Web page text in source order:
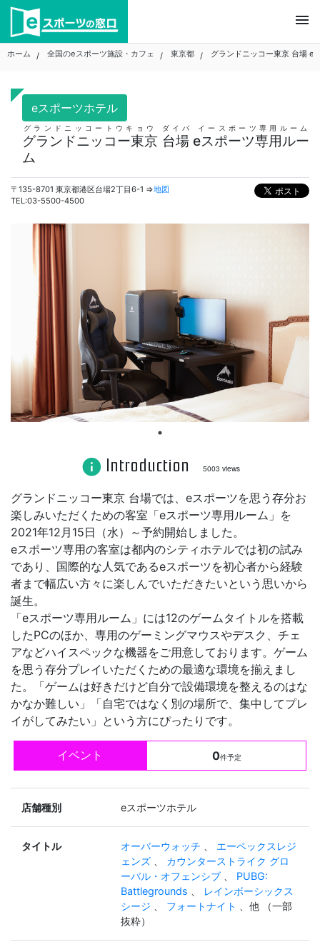
Skip
content
menu
ホーム 全国のeスポーツ施設・カフェ 東京都 グランドニッコー東京 台場 e
eスポーツホテル
グランドニッコー東京 台場 eスポーツ専用ルー
ム
グランドニッコートウキョウ ダイバ イースポーツ専用ルーム
〒135-8701 東京都港区台場2丁目6-1 ⇒地図
TEL:03-5500-4500
info Introduction 5003 views
グランドニッコー東京 台場では、eスポーツを思う存分お
楽しみいただくための客室「eスポーツ専用ルーム」を
2021年12月15日（水）～予約開始しました。
eスポーツ専用の客室は都内のシティホテルでは初の試み
であり、国際的な人気であるeスポーツを初心者から経験
者まで幅広い方々に楽しんでいただきたいという思いから
誕生。
「eスポーツ専用ルーム」には12のゲームタイトルを搭載
したPCのほか、専用のゲーミングマウスやデスク、チェ
アなどハイスペックな機器をご用意しております。ゲーム
を思う存分プレイいただくための最適な環境を揃えまし
た。「ゲームは好きだけど自分で設備環境を整えるのはな
かなか難しい」「自宅ではなく別の場所で、集中してプレ
イがしてみたい」という方にぴったりです。
イベント 0件予定
店舗種別 eスポーツホテル
タイトル オーバーウォッチ
エーペックスレジ
ェンズ
カウンターストライク グロ
ーバル・オフェンシブ
PUBG:
Battlegrounds
レインボーシックス
シージ
フォートナイト
、他 （一部
抜粋）